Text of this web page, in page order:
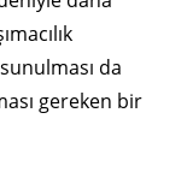
da
gereken bir